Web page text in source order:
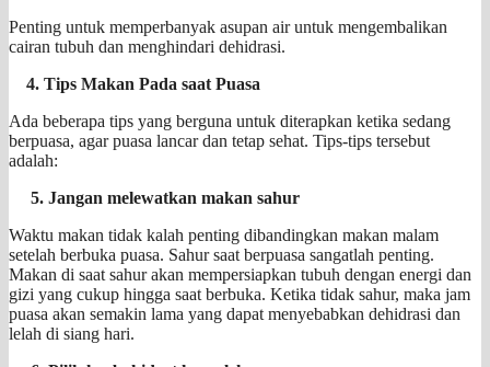
Penting untuk memperbanyak asupan air untuk mengembalikan
cairan tubuh dan menghindari dehidrasi.
4. Tips Makan Pada saat Puasa
Ada beberapa tips yang berguna untuk diterapkan ketika sedang
berpuasa, agar puasa lancar dan tetap sehat. Tips-tips tersebut
adalah:
5. Jangan melewatkan makan sahur
Waktu makan tidak kalah penting dibandingkan makan malam
setelah berbuka puasa. Sahur saat berpuasa sangatlah penting.
Makan di saat sahur akan mempersiapkan tubuh dengan energi dan
gizi yang cukup hingga saat berbuka. Ketika tidak sahur, maka jam
puasa akan semakin lama yang dapat menyebabkan dehidrasi dan
lelah di siang hari.